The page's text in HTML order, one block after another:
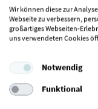
Hinweise /
Arzt empfehlen
Wir können diese zur
Webseite zu verbessern,
großartiges Webseiten-
uns verwendeten Cookies
Notwendig
Funktional